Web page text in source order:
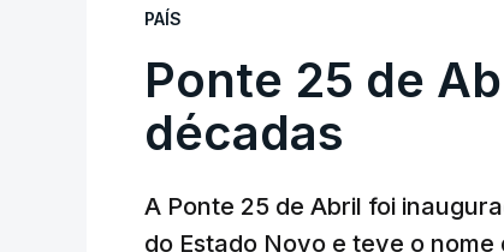
infraestrutura, à época, a maior
num contraste entre o apogeu da
regime em declínio, com a guerra
dia em que se assinalam os 60
PAÍS
Ponte 25 de
décadas
A Ponte 25 de Abril foi
do Estado Novo e teve o